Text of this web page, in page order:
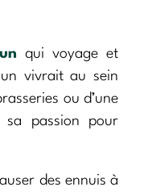
qui voyage et
vivrait au sein
ou d’une
passion pour
des ennuis à